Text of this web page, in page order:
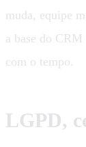
muda, equipe
a base do
com o tempo.
LGPD,